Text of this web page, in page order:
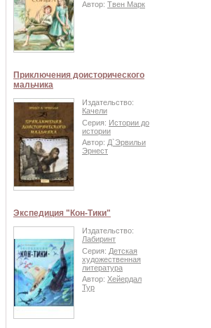
Автор: Твен Марк
Приключения доисторического
мальчика
Издательство:
Качели
Серия: Истории до
истории
Автор: Д`Эрвильи
Эрнест
Экспедиция "Кон-Тики"
Издательство:
Лабиринт
Серия: Детская
художественная
литература
Автор: Хейердал
Тур